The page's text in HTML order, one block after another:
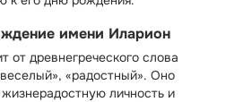
имени Иларион
от древнегреческого слова
«радостный». Оно
личность и